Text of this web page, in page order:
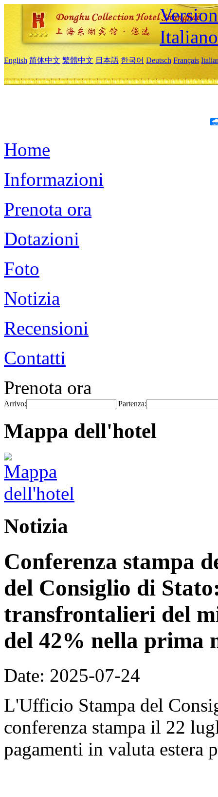
Italiano
English 简体中文 繁體中文 日本語 한국어 Deutsch Français
Home
Informazioni
Prenota ora
Dotazioni
Foto
Notizia
Recensioni
Contatti
Prenota ora
Arrivo: Partenza:
Mappa dell'hotel
Notizia
Conferenza stampa
del Consiglio di
transfrontalieri del
del 42% nella prima
Date: 2025-07-24
L'Ufficio Stampa del
conferenza stampa il 22
pagamenti in valuta estera